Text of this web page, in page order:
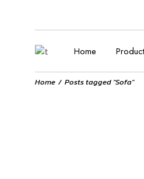
Home
Cozy Chair
Love Seat
Home Posts tagged "Sofa"